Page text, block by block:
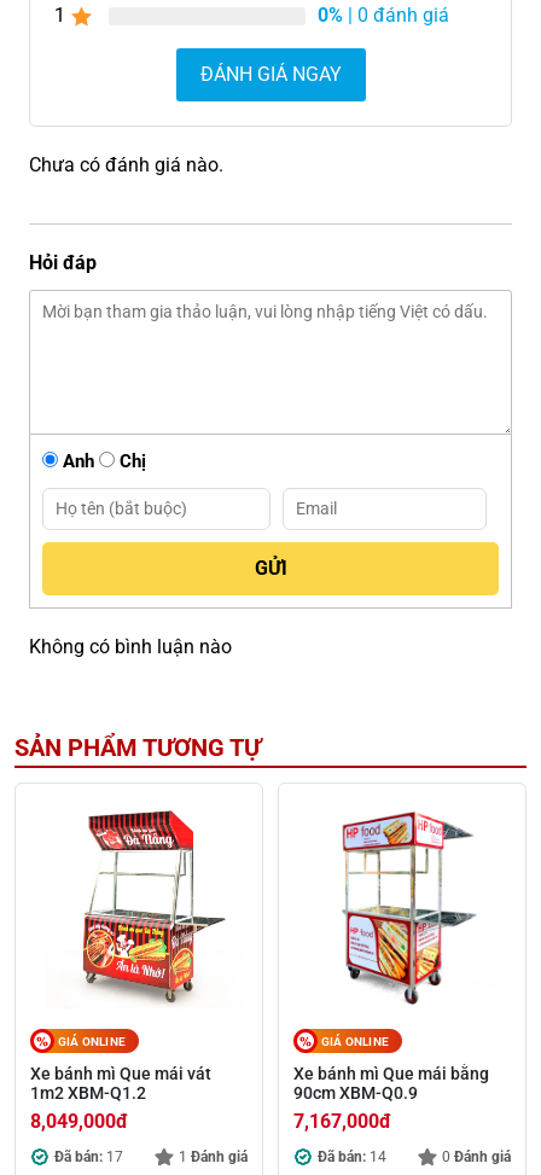
1
0% | 0 đánh giá
ĐÁNH GIÁ NGAY
Chưa có đánh giá nào.
Hỏi đáp
Anh Chị
Không có bình luận nào
SẢN PHẨM TƯƠNG TỰ
GIÁ ONLINE
Xe bánh mì Que mái vát
1m2 XBM-Q1.2
8,049,000đ
Đã bán: 17 1 Đánh giá
GIÁ ONLINE
Xe bánh mì Que mái bằng
90cm XBM-Q0.9
7,167,000đ
Đã bán: 14 0 Đánh giá